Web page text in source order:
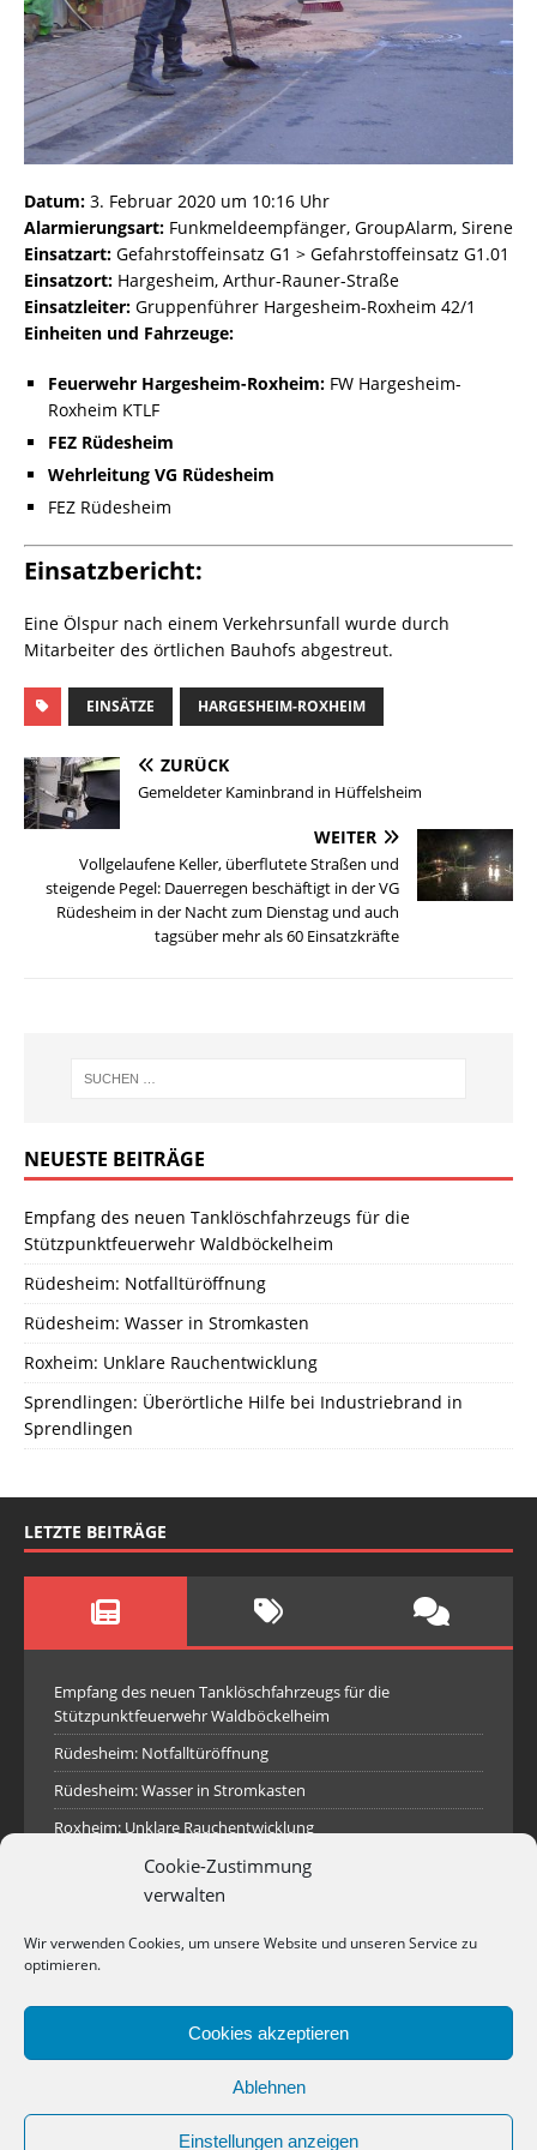
Cookie-Zustimmung
verwalten
Wir verwenden Cookies, um unsere Website und unseren Service zu
optimieren.
Cookies akzeptieren
Ablehnen
Einstellungen anzeigen
Datum: 3. Februar 2020 um 10:16 Uhr
Alarmierungsart: Funkmeldeempfänger, GroupAlarm, Sirene
Einsatzart: Gefahrstoffeinsatz G1 > Gefahrstoffeinsatz G1.01
Einsatzort: Hargesheim, Arthur-Rauner-Straße
Einsatzleiter: Gruppenführer Hargesheim-Roxheim 42/1
Einheiten und Fahrzeuge:
Feuerwehr Hargesheim-Roxheim: FW Hargesheim-
Roxheim KTLF
FEZ Rüdesheim
Wehrleitung VG Rüdesheim
FEZ Rüdesheim
Einsatzbericht:
Eine Ölspur nach einem Verkehrsunfall wurde durch
Mitarbeiter des örtlichen Bauhofs abgestreut.
EINSÄTZE HARGESHEIM-ROXHEIM
ZURÜCK
Gemeldeter Kaminbrand in Hüffelsheim
WEITER
Vollgelaufene Keller, überflutete Straßen und
steigende Pegel: Dauerregen beschäftigt in der VG
Rüdesheim in der Nacht zum Dienstag und auch
tagsüber mehr als 60 Einsatzkräfte
NEUESTE BEITRÄGE
Empfang des neuen Tanklöschfahrzeugs für die
Stützpunktfeuerwehr Waldböckelheim
Rüdesheim: Notfalltüröffnung
Rüdesheim: Wasser in Stromkasten
Roxheim: Unklare Rauchentwicklung
Sprendlingen: Überörtliche Hilfe bei Industriebrand in
Sprendlingen
LETZTE BEITRÄGE
Empfang des neuen Tanklöschfahrzeugs für die
Stützpunktfeuerwehr Waldböckelheim
Rüdesheim: Notfalltüröffnung
Rüdesheim: Wasser in Stromkasten
Roxheim: Unklare Rauchentwicklung
Sprendlingen: Überörtliche Hilfe bei Industriebrand in
Sprendlingen
Rüdesheim: Aufgerissener Dieseltank
Industriepark Pferdsfeld: Brand eines Holzpolter